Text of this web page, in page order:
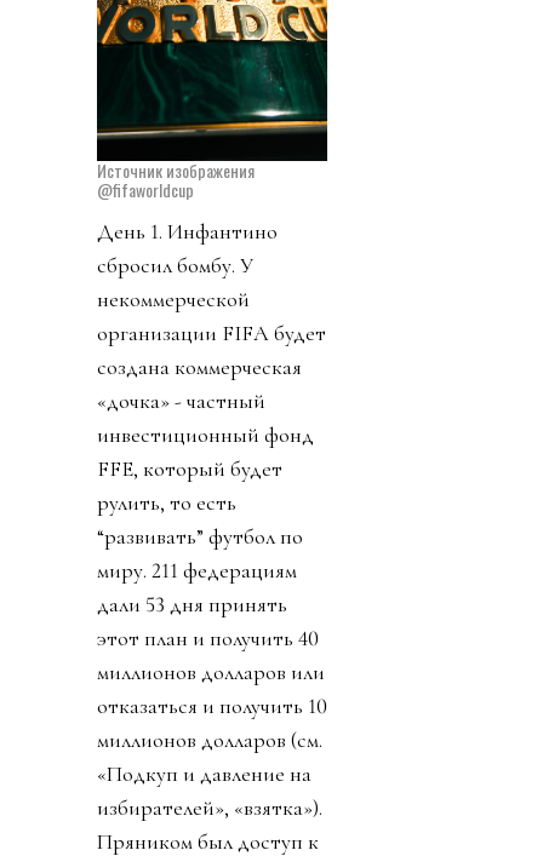
Источник изображения
@fifaworldcup
День 1. Инфантино
сбросил бомбу. У
некоммерческой
организации FIFA будет
создана коммерческая
«дочка» - частный
инвестиционный фонд
FFE, который будет
рулить, то есть
“развивать” футбол по
миру. 211 федерациям
дали 53 дня принять
этот план и получить 40
миллионов долларов или
отказаться и получить 10
миллионов долларов (см.
«Подкуп и давление на
избирателей», «взятка»).
Пряником был доступ к